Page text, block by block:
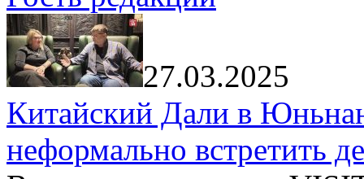
27.03.2025
Китайский Дали в
неформально встретить